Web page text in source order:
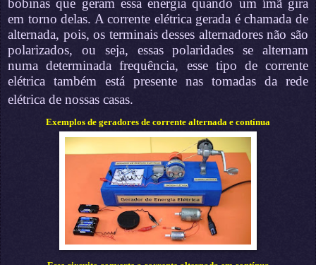
bobinas que geram essa energia quando um ímã gira
em torno delas. A corrente elétrica gerada é chamada de
alternada, pois, os terminais desses alternadores não são
polarizados, ou seja, essas polaridades se alternam
numa determinada frequência, esse tipo de corrente
elétrica também está presente nas tomadas da rede
elétrica de nossas casas.
Exemplos de geradores de corrente alternada e contínua